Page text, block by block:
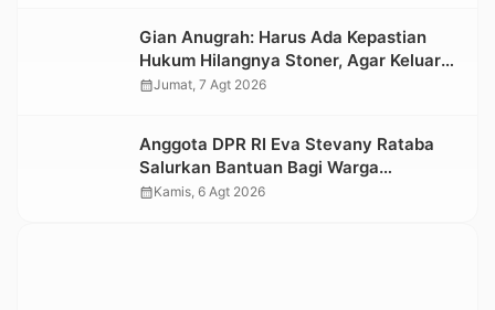
Gian Anugrah: Harus Ada Kepastian
Hukum Hilangnya Stoner, Agar Keluarga
tidak Larut dalam Trauma dan
calendar_monthJumat, 7 Agt 2026
Anggota DPR RI Eva Stevany Rataba
Salurkan Bantuan Bagi Warga
Terdampak Longsor di Buntu Pepasan
calendar_monthKamis, 6 Agt 2026